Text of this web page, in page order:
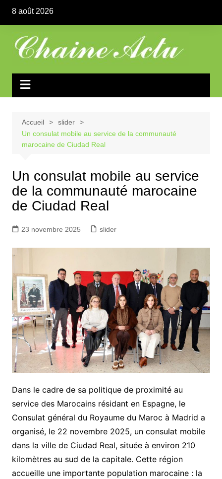
contenu
8 août 2026
Accueil
slider
Un consulat mobile au service de la communauté
marocaine de Ciudad Real
Un consulat mobile au service
de la communauté marocaine
de Ciudad Real
23 novembre 2025 slider
Dans le cadre de sa politique de proximité au
service des Marocains résidant en Espagne, le
Consulat général du Royaume du Maroc à Madrid a
organisé, le 22 novembre 2025, un consulat mobile
dans la ville de Ciudad Real, située à environ 210
kilomètres au sud de la capitale. Cette région
accueille une importante population marocaine : la